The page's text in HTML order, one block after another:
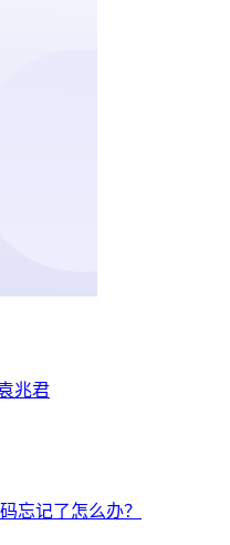
兆君
忘记了怎么办？